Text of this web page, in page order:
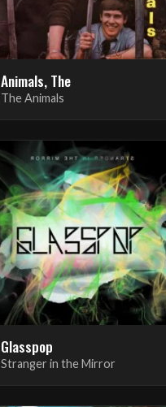
Animals, The
The Animals
Glasspop
Stranger in the Mirror